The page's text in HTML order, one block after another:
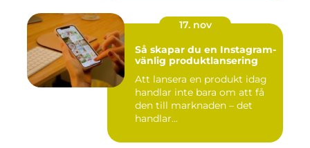
17. nov
Så skapar du en Instagram-
vänlig produktlansering
Att lansera en produkt idag
handlar inte bara om att få
den till marknaden – det
handlar...